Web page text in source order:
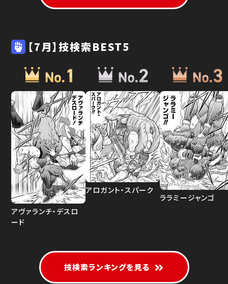
【7月】技検索BEST5
アヴァランチ・デスロ
ード
アロガント・スパーク
ララミージャンゴ
技検索ランキングを見る